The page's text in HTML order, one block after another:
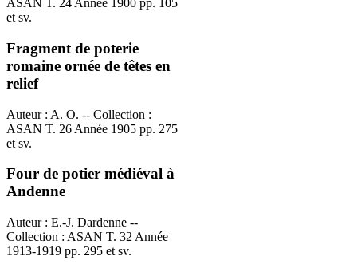
ASAN T. 24 Année 1900 pp. 105
et sv.
Fragment de poterie
romaine ornée de têtes en
relief
Auteur : A. O. -- Collection :
ASAN T. 26 Année 1905 pp. 275
et sv.
Four de potier médiéval à
Andenne
Auteur : E.-J. Dardenne --
Collection : ASAN T. 32 Année
1913-1919 pp. 295 et sv.